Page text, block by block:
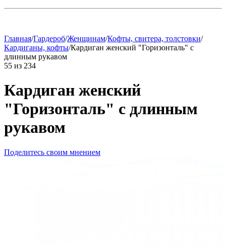
Главная/Гардероб/Женщинам/Кофты, свитера, толстовки/
Кардиганы, кофты/Кардиган женский "Горизонталь" с
длинным рукавом
55 из 234
Кардиган женский
"Горизонталь" с длинным
рукавом
Поделитесь своим мнением